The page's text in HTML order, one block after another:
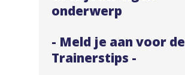
onderwerp
- Meld je aan voor de
Trainerstips -